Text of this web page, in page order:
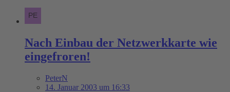
Nach Einbau der Netzwerkkarte wie
eingefroren!
PeterN
14. Januar 2003 um 16:33